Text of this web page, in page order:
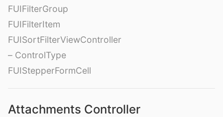
FUIFilterGroup
FUIFilterItem
FUISortFilterViewController
– ControlType
FUIStepperFormCell
Attachments Controller